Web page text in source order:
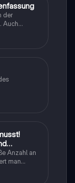
der
Auch
Anzahl an
man
kleinsten